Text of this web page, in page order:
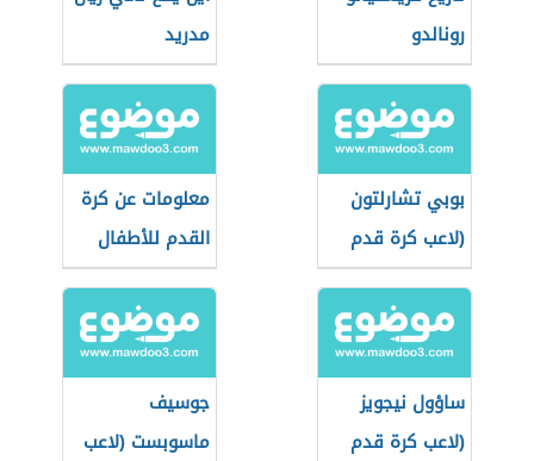
رونالدو
مدريد
بوبي تشارلتون
(لاعب كرة قدم
إنجلتري)
معلومات عن كرة
القدم للأطفال
ساؤول نيجويز
(لاعب كرة قدم
جوسيف
ماسوبست (لاعب